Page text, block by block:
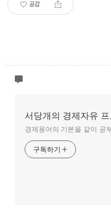
공감
서당개의 경제자유
경제용어의 기본을 같이 공
구독하기